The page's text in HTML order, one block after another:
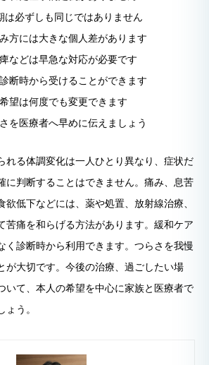
は必ずしも同じではありません
方には大きな個人差があります
などは早急な対応が必要です
断時から受けることができます
望は何度でも変更できます
を医療者へ早めに伝えましょう
れる体調変化は一人ひとり異なり、症状だ
に判断することはできません。痛み、息苦
欲低下などには、薬や処置、放射線治療、
苦痛を和らげる方法があります。緩和ケア
く診断時から利用できます。つらさを我慢
が大切です。今後の治療、過ごしたい場
いて、本人の希望を中心に家族と医療者で
う。